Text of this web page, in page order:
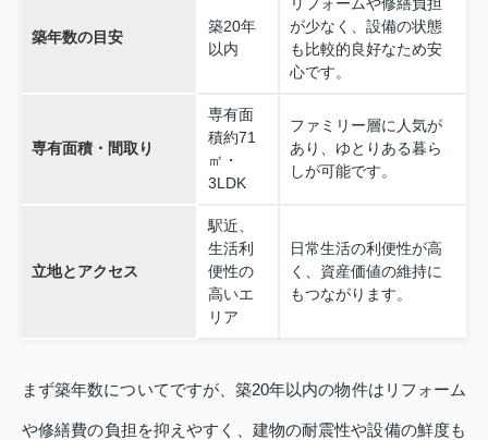
築年数の目安
築20年
以内
が少なく、設備の状態
も比較的良好なため安
心です。
専有面積・間取り
専有面
積約71
㎡・
3LDK
ファミリー層に人気が
あり、ゆとりある暮ら
しが可能です。
立地とアクセス
駅近、
生活利
便性の
高いエ
リア
日常生活の利便性が高
く、資産価値の維持に
もつながります。
まず築年数についてですが、築20年以内の物件はリフォーム
や修繕費の負担を抑えやすく、建物の耐震性や設備の鮮度も